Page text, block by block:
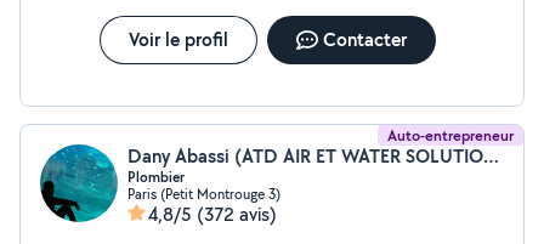
aux normes Zone d'intervention Plombier disponible à
Paris et en Île-de-France : intervention rapide en
banlieue et dans tous les arrondissements de Paris
Voir le profil Contacter
Auto-entrepreneur
Dany Abassi (ATD AIR ET WATER SOLUTION)
Plombier
Paris (Petit Montrouge 3)
4,8/5 (372 avis)